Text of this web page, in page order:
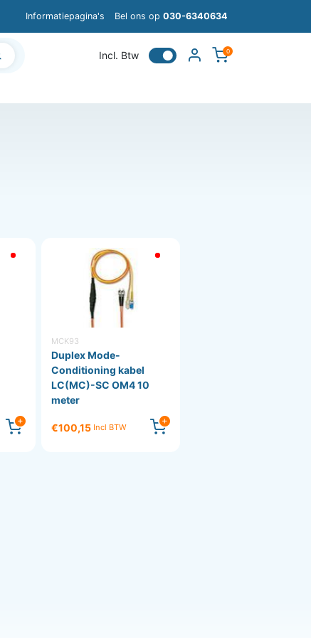
Informatiepagina's Bel ons op 030-6340634
Incl. Btw 0
MCK93
Duplex Mode-
Conditioning kabel
LC(MC)-SC OM4 10
meter
€100,15 Incl BTW